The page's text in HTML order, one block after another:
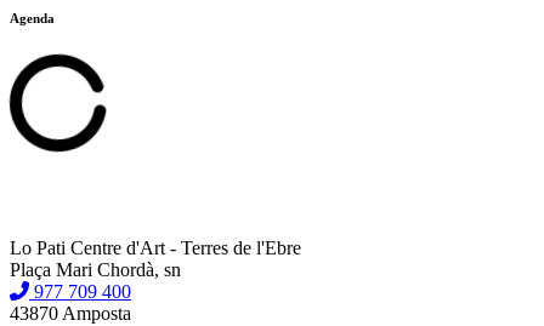
Agenda
Lo Pati Centre d'Art - Terres de l'Ebre
Plaça Mari Chordà, sn
977 709 400
43870 Amposta